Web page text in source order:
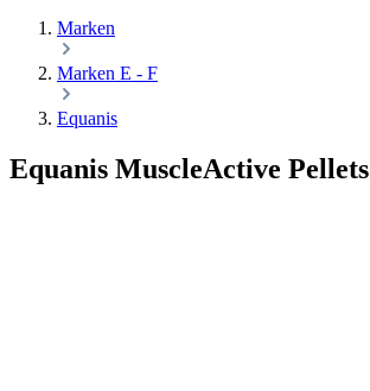
Marken
Marken E - F
Equanis
Equanis MuscleActive Pellets